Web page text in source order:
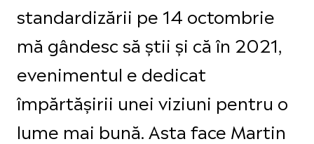
standardizării pe 14 octombrie
mă gândesc să știi și că în 2021,
evenimentul e dedicat
împărtășirii unei viziuni pentru o
lume mai bună. Asta face Martin